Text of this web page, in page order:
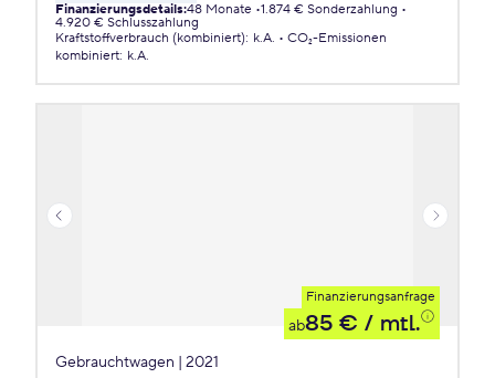
Finanzierungsdetails:48 Monate 1.874 € Sonderzahlung
4.920 € Schlusszahlung
Kraftstoffverbrauch (kombiniert): k.A.
CO₂-Emissionen
kombiniert: k.A.
Finanzierungsanfrage
ab85 € / mtl.
Gebrauchtwagen | 2021